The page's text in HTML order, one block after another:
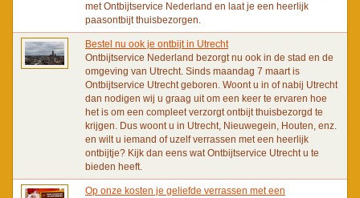
met Ontbijtservice Nederland en laat je een heerlijk
paasontbijt thuisbezorgen.
Bestel nu ook je ontbijt in Utrecht
Ontbijtservice Nederland bezorgt nu ook in de stad en de
omgeving van Utrecht. Sinds maandag 7 maart is
Ontbijtservice Utrecht geboren. Woont u in of nabij Utrecht
dan nodigen wij u graag uit om een keer te ervaren hoe
het is om een compleet verzorgt ontbijt thuisbezorgd te
krijgen. Dus woont u in Utrecht, Nieuwegein, Houten, enz.
en wilt u iemand of uzelf verrassen met een heerlijk
ontbijtje? Kijk dan eens wat Ontbijtservice Utrecht u te
bieden heeft.
Op onze kosten je geliefde verrassen met een